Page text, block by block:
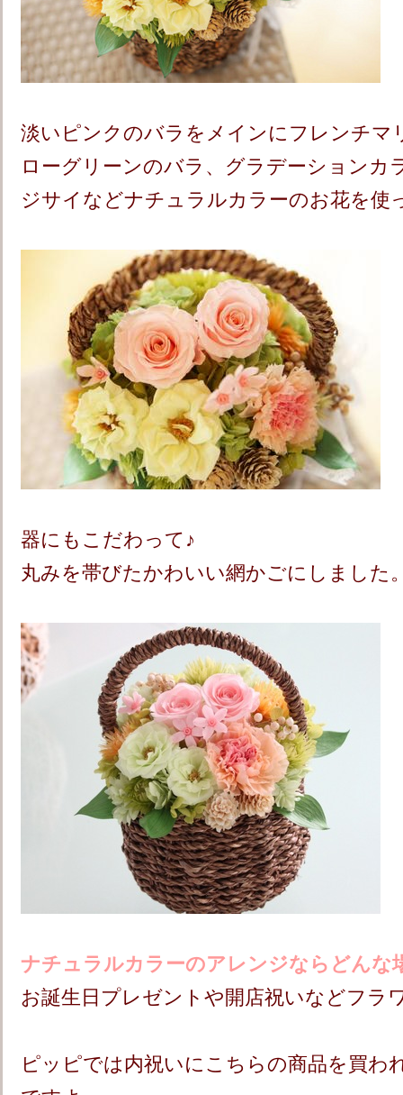
淡いピンクのバラをメインにフレンチマ
ローグリーンのバラ、グラデーションカ
ジサイなどナチュラルカラーのお花を使
器にもこだわって♪
丸みを帯びたかわいい網かごにしました
ナチュラルカラーのアレンジならどんな
お誕生日プレゼントや開店祝いなどフラ
ピッピでは内祝いにこちらの商品を買わ